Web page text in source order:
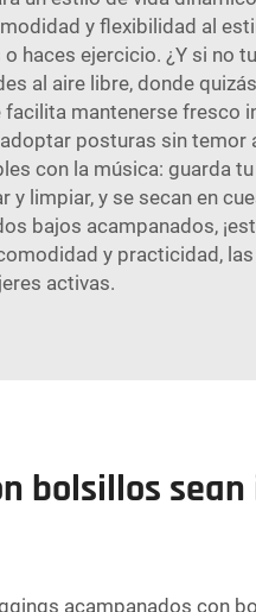
y flexibilidad al
ejercicio. ¿Y si no
al aire libre, donde
mantenerse fresco
posturas sin temor
con la música: guarda
limpiar, y se secan en
bajos acampanados,
y practicidad,
activas.
bolsillos
acampanados con